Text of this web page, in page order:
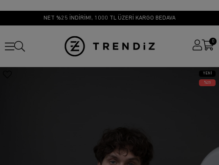
NET %25 İNDİRİM!, 1000 TL ÜZERİ KARGO BEDAVA
0
YENI
ÜRÜN
25